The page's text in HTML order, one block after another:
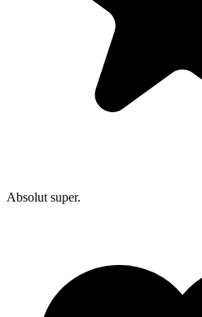
Absolut super.